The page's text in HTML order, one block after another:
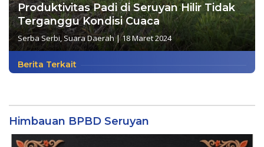
Produktivitas Padi di Seruyan Hilir Tidak
Terganggu Kondisi Cuaca
Serba Serbi,Suara Daerah|18 Maret 2024
Berita Terkait
Himbauan BPBD Seruyan